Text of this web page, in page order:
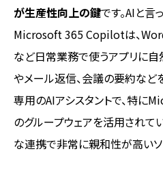
が生産性向上の鍵です。AIと言
Microsoft 365 Copilotは、
など日常業務で使うアプリに
やメール返信、会議の要約など
専用のAIアシスタントで、特
のグループウェアを活用されて
な連携で非常に親和性が高いソ